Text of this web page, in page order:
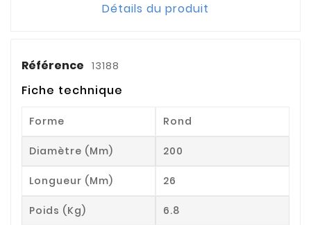
Détails du produit
Référence 13188
Fiche technique
Forme Rond
Diamètre (mm) 200
Longueur (mm) 26
Poids (kg) 6.8